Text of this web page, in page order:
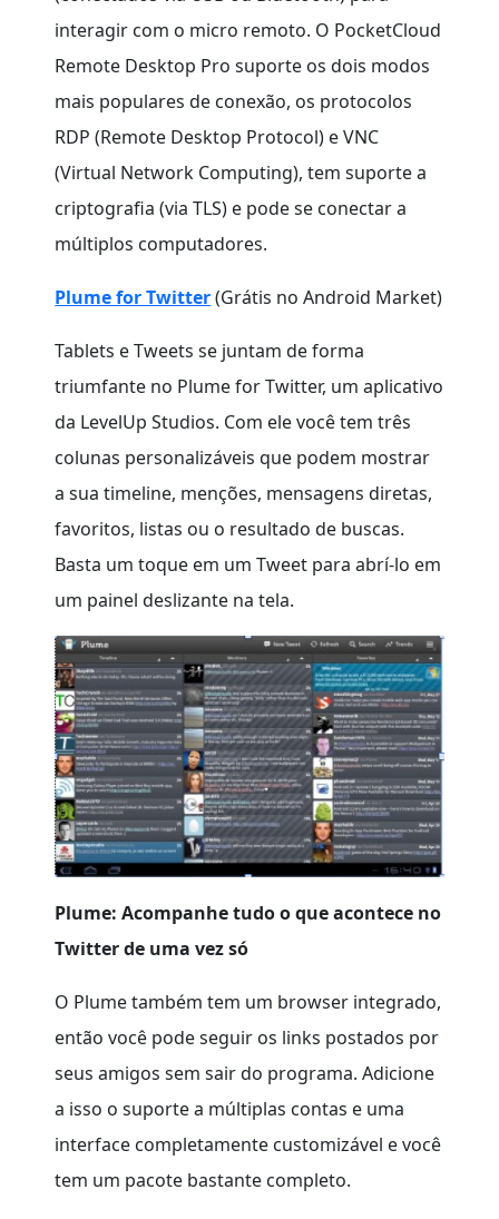
interagir com o micro remoto. O PocketCloud
Remote Desktop Pro suporte os dois modos
mais populares de conexão, os protocolos
RDP (Remote Desktop Protocol) e VNC
(Virtual Network Computing), tem suporte a
criptografia (via TLS) e pode se conectar a
múltiplos computadores.
Plume for Twitter(Grátis no Android Market)
Tablets e Tweets se juntam de forma
triumfante no Plume for Twitter, um aplicativo
da LevelUp Studios. Com ele você tem três
colunas personalizáveis que podem mostrar
a sua timeline, menções, mensagens diretas,
favoritos, listas ou o resultado de buscas.
Basta um toque em um Tweet para abrí-lo em
um painel deslizante na tela.
Plume: Acompanhe tudo o que acontece no
Twitter de uma vez só
O Plume também tem um browser integrado,
então você pode seguir os links postados por
seus amigos sem sair do programa. Adicione
a isso o suporte a múltiplas contas e uma
interface completamente customizável e você
tem um pacote bastante completo.